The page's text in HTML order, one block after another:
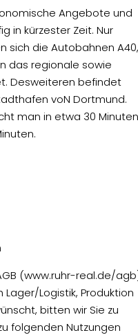
Angebote und
in kürzester Zeit. Nur
sich die Autobahnen A40,
das regionale sowie
Desweiteren befindet
voN Dortmund.
man in etwa 30 Minuten
(www.ruhr-real.de/
Logistik, Produktion
bitten wir Sie zu
folgenden Nutzungen